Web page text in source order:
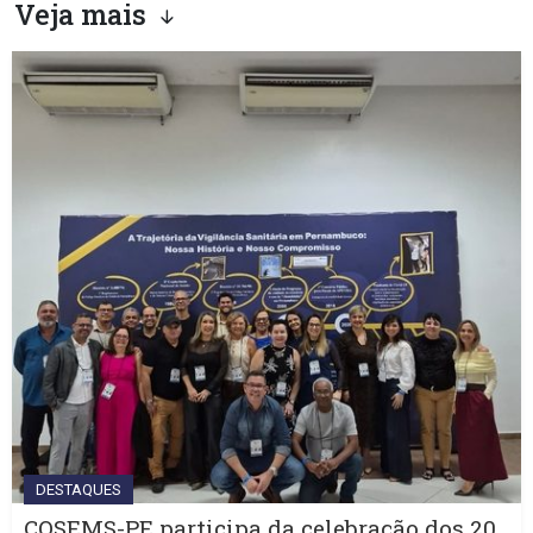
Veja mais
DESTAQUES